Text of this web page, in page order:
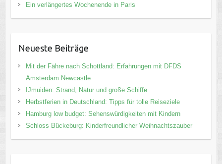
Ein verlängertes Wochenende in Paris
Neueste Beiträge
Mit der Fähre nach Schottland: Erfahrungen mit DFDS
Amsterdam Newcastle
IJmuiden: Strand, Natur und große Schiffe
Herbstferien in Deutschland: Tipps für tolle Reiseziele
Hamburg low budget: Sehenswürdigkeiten mit Kindern
Schloss Bückeburg: Kinderfreundlicher Weihnachtszauber